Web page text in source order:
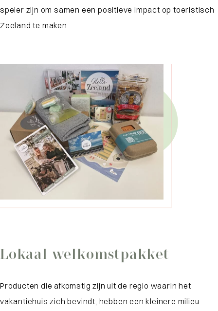
speler zijn om samen een positieve impact op toeristisch
Zeeland te maken.
Lokaal welkomstpakket
Producten die afkomstig zijn uit de regio waarin het
vakantiehuis zich bevindt, hebben een kleinere milieu-